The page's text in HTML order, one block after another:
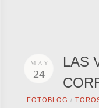
MAY
24
LAS
FOTOBLOG /